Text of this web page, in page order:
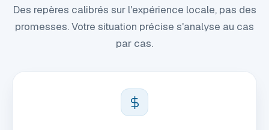
Des repères calibrés sur l'expérience locale, pas des
promesses. Votre situation précise s'analyse au cas
par cas.